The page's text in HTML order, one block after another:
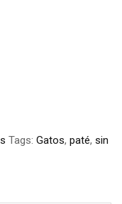
Tags: Gatos, paté, sin